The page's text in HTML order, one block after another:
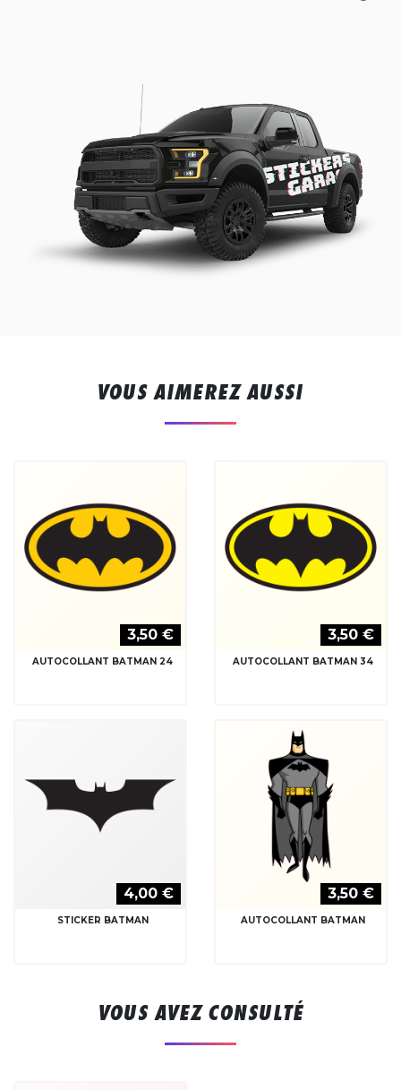
VOUS AIMEREZ AUSSI
3,50 €
AUTOCOLLANT BATMAN 24
3,50 €
AUTOCOLLANT BATMAN 34
4,00 €
STICKER BATMAN
3,50 €
AUTOCOLLANT BATMAN
VOUS AVEZ CONSULTÉ